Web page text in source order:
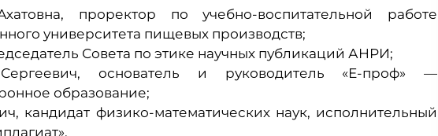
проректор по учебно-воспитательной работе
университета пищевых производств;
Совета по этике научных публикаций АНРИ;
основатель и руководитель «Е-проф» —
образование;
кандидат физико-математических наук, исполнительный